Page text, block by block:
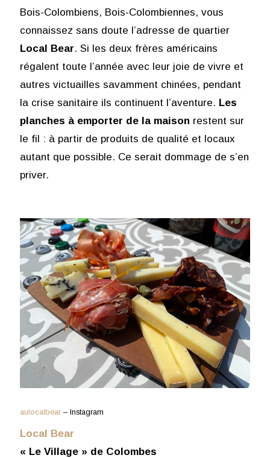
Bois-Colombiens, Bois-Colombiennes, vous
connaissez sans doute l’adresse de quartier
Local Bear. Si les deux frères américains
régalent toute l’année avec leur joie de vivre et
autres victuailles savamment chinées, pendant
la crise sanitaire ils continuent l’aventure. Les
planches à emporter de la maison restent sur
le fil : à partir de produits de qualité et locaux
autant que possible. Ce serait dommage de s’en
priver.
aulocalbear – Instagram
Local Bear
« Le Village » de Colombes